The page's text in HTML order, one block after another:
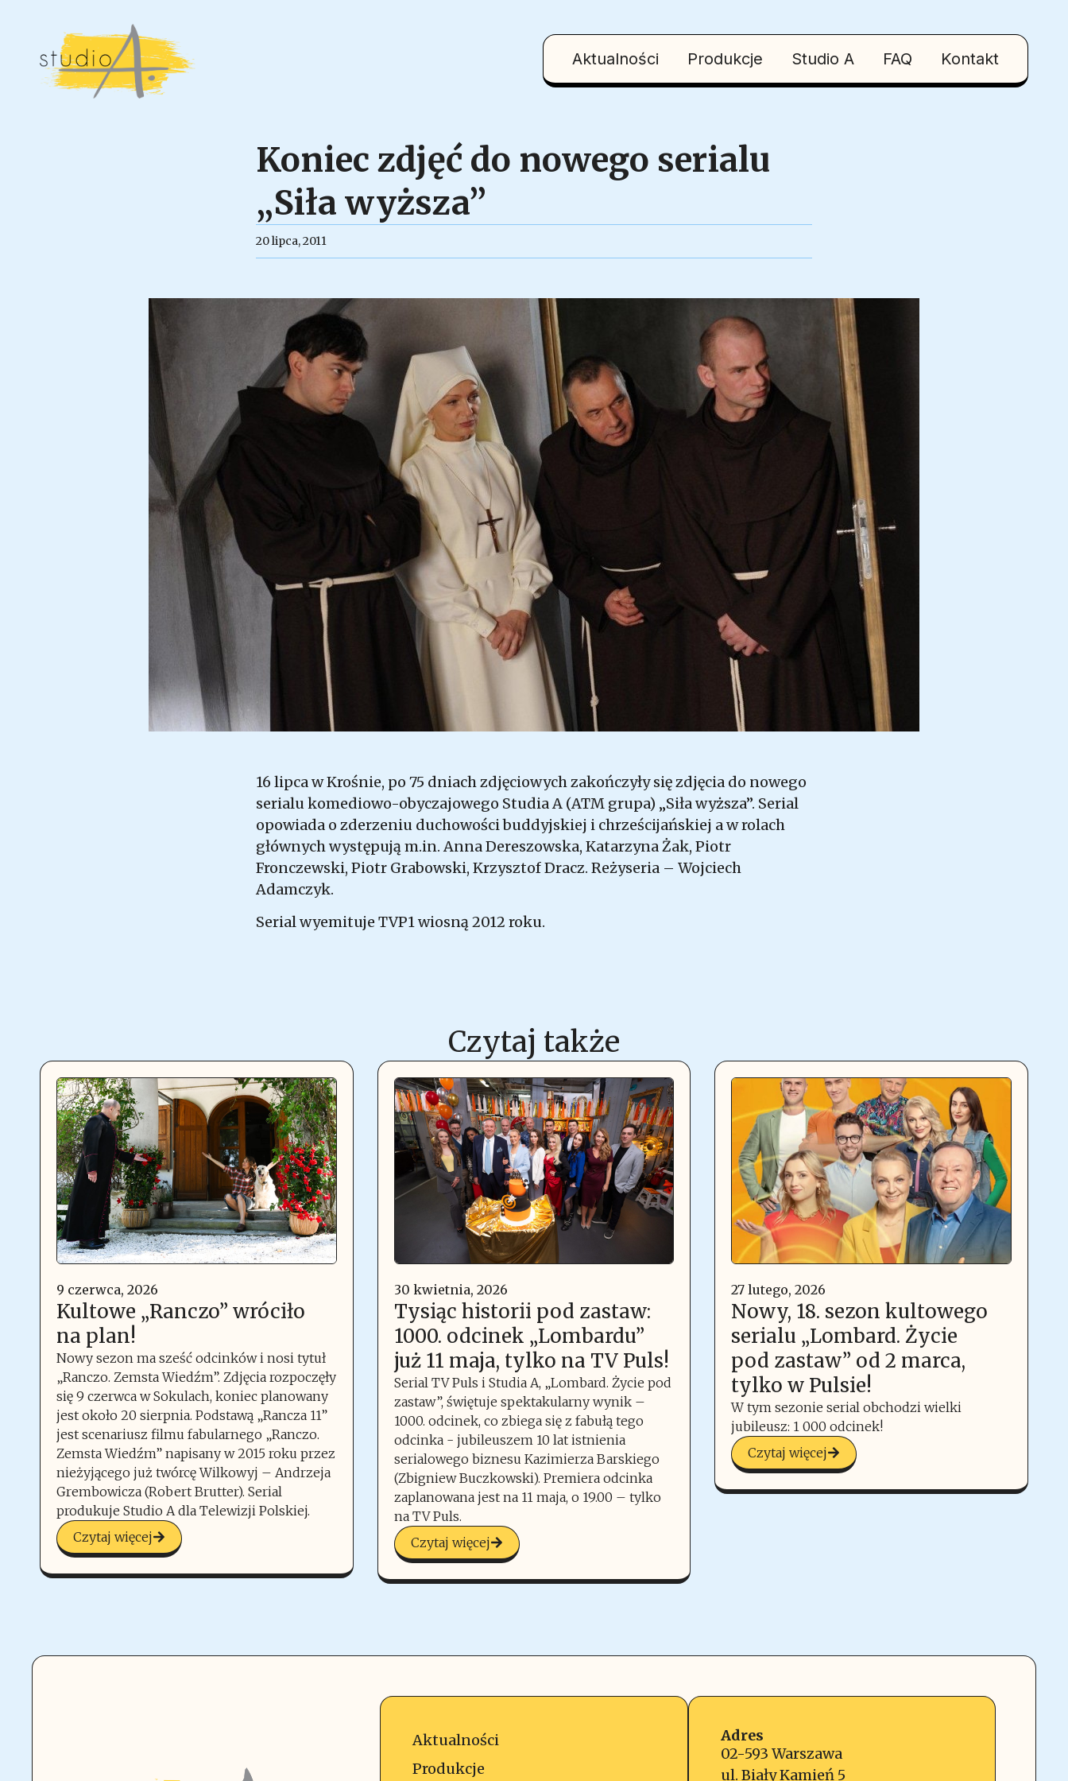
Aktualności Produkcje Studio A FAQ Kontakt
Koniec zdjęć do nowego serialu
„Siła wyższa”
20 lipca, 2011
16 lipca w Krośnie, po 75 dniach zdjęciowych zakończyły się zdjęcia do nowego
serialu komediowo-obyczajowego Studia A (ATM grupa) „Siła wyższa”. Serial
opowiada o zderzeniu duchowości buddyjskiej i chrześcijańskiej a w rolach
głównych występują m.in. Anna Dereszowska, Katarzyna Żak, Piotr
Fronczewski, Piotr Grabowski, Krzysztof Dracz. Reżyseria – Wojciech
Adamczyk.
Serial wyemituje TVP1 wiosną 2012 roku.
Czytaj także
9 czerwca, 2026
Kultowe „Ranczo” wróciło
na plan!
Nowy sezon ma sześć odcinków i nosi tytuł
„Ranczo. Zemsta Wiedźm”. Zdjęcia rozpoczęły
się 9 czerwca w Sokulach, koniec planowany
jest około 20 sierpnia. Podstawą „Rancza 11”
jest scenariusz filmu fabularnego „Ranczo.
Zemsta Wiedźm” napisany w 2015 roku przez
nieżyjącego już twórcę Wilkowyj – Andrzeja
Grembowicza (Robert Brutter). Serial
produkuje Studio A dla Telewizji Polskiej.
Czytaj więcej
30 kwietnia, 2026
Tysiąc historii pod zastaw:
1000. odcinek „Lombardu”
już 11 maja, tylko na TV Puls!
Serial TV Puls i Studia A, „Lombard. Życie pod
zastaw”, świętuje spektakularny wynik –
1000. odcinek, co zbiega się z fabułą tego
odcinka - jubileuszem 10 lat istnienia
serialowego biznesu Kazimierza Barskiego
(Zbigniew Buczkowski). Premiera odcinka
zaplanowana jest na 11 maja, o 19.00 – tylko
na TV Puls.
Czytaj więcej
27 lutego, 2026
Nowy, 18. sezon kultowego
serialu „Lombard. Życie
pod zastaw” od 2 marca,
tylko w Pulsie!
W tym sezonie serial obchodzi wielki
jubileusz: 1 000 odcinek!
Czytaj więcej
Aktualności
Produkcje
Adres
02-593 Warszawa
ul. Biały Kamień 5